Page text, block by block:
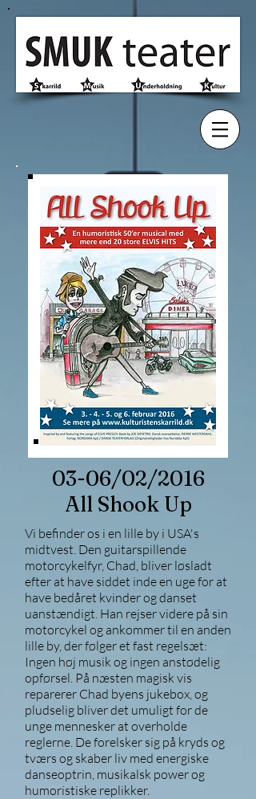
03-06/02/2016
All Shook Up
Vi befinder os i en lille by i USA's
midtvest. Den guitarspillende
motorcykelfyr, Chad, bliver løsladt
efter at have siddet inde en uge for at
have bedåret kvinder og danset
uanstændigt. Han rejser videre på sin
motorcykel og ankommer til en anden
lille by, der følger et fast regelsæt:
Ingen høj musik og ingen anstødelig
opførsel. På næsten magisk vis
reparerer Chad byens jukebox, og
pludselig bliver det umuligt for de
unge mennesker at overholde
reglerne. De forelsker sig på kryds og
tværs og skaber liv med energiske
danseoptrin, musikalsk power og
humoristiske replikker.